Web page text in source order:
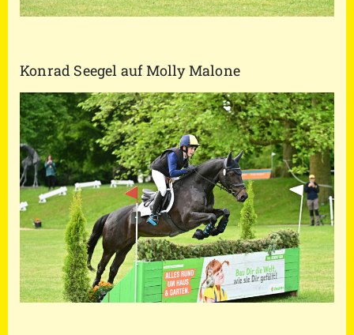
Konrad Seegel auf Molly Malone